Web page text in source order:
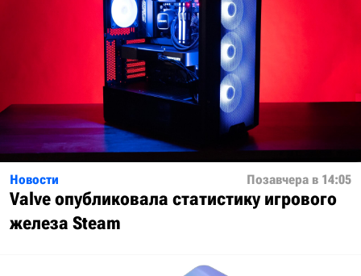
Новости Позавчера в 14:05
Valve опубликовала статистику игрового
железа Steam